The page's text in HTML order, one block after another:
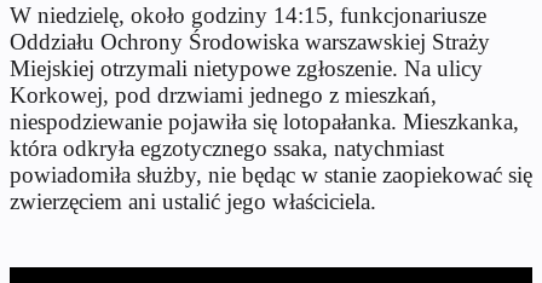
W niedzielę, około godziny 14:15, funkcjonariusze
Oddziału Ochrony Środowiska warszawskiej Straży
Miejskiej otrzymali nietypowe zgłoszenie. Na ulicy
Korkowej, pod drzwiami jednego z mieszkań,
niespodziewanie pojawiła się lotopałanka. Mieszkanka,
która odkryła egzotycznego ssaka, natychmiast
powiadomiła służby, nie będąc w stanie zaopiekować się
zwierzęciem ani ustalić jego właściciela.